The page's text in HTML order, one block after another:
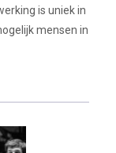
is uniek in
mensen in